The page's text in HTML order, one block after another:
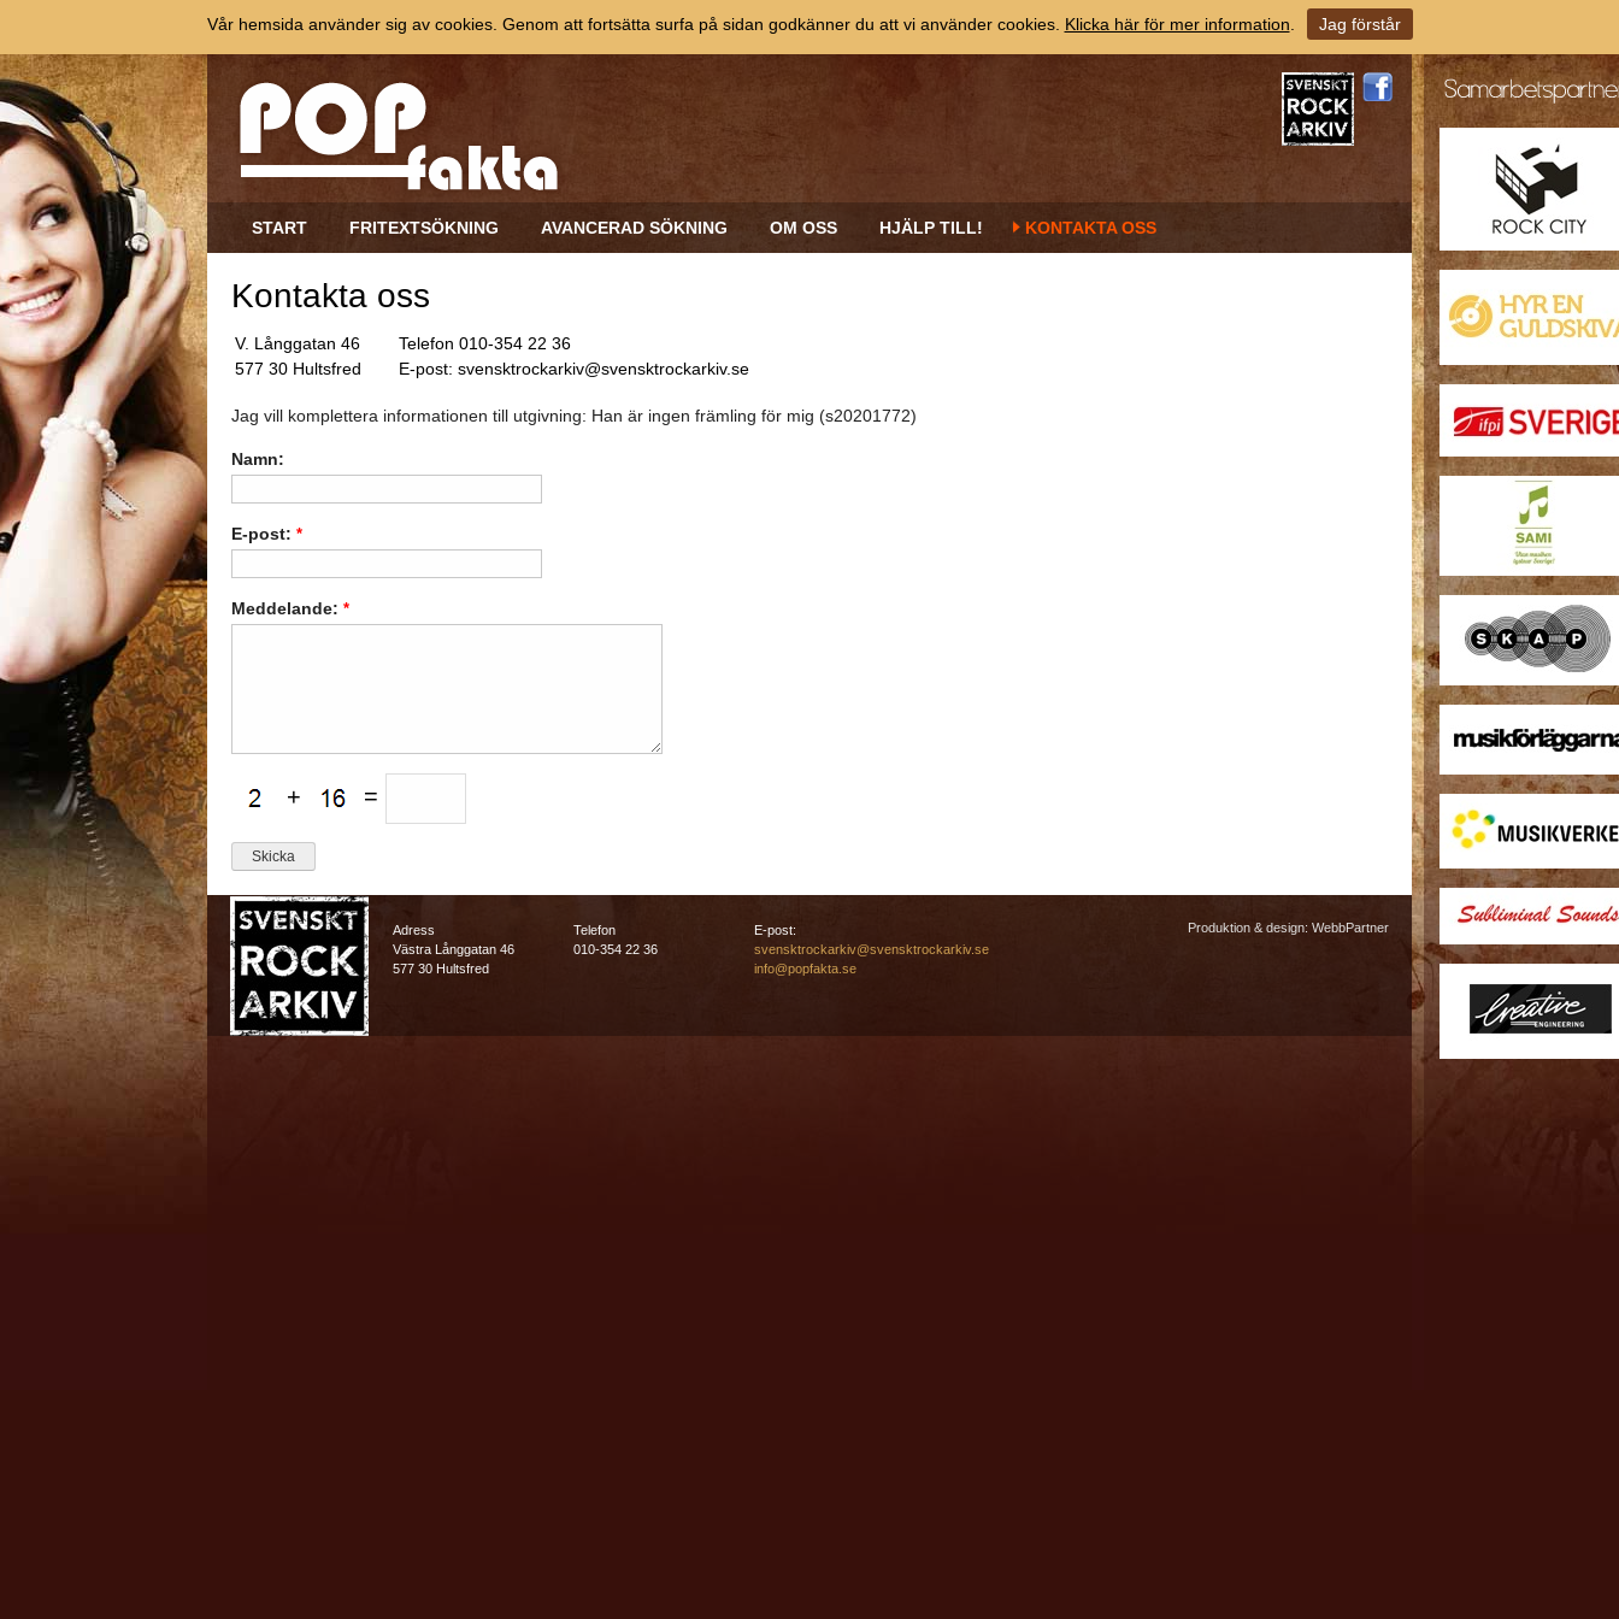
START FRITEXTSÖKNING AVANCERAD SÖKNING OM OSS HJÄLP TILL! KONTAKTA OSS
Kontakta oss
V. Långgatan 46
577 30 Hultsfred
Telefon 010-354 22 36
E-post: svensktrockarkiv@svensktrockarkiv.se
Jag vill komplettera informationen till utgivning: Han är ingen främling för mig (s20201772)
Namn:
E-post: *
Meddelande: *
+ =
Adress
Västra Långgatan 46
577 30 Hultsfred
Telefon
010-354 22 36
E-post:
svensktrockarkiv@svensktrockarkiv.se
info@popfakta.se
Produktion & design: WebbPartner
Vår hemsida använder sig av cookies. Genom att fortsätta surfa på sidan godkänner du att vi använder cookies. Klicka här för mer information Jag förstår